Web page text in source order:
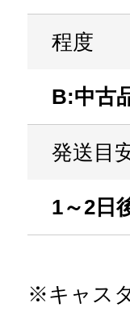
程度
B:中古
発送目
1～2日
※キャス